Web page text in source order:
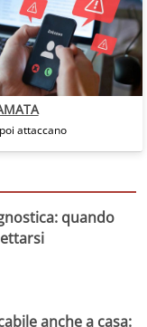
1705755/maria-
e-donne”]
quando
anche a casa:
attaccano